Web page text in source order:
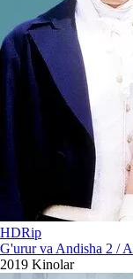
HDRip
G'urur va Andisha 2 /
2019 Kinolar